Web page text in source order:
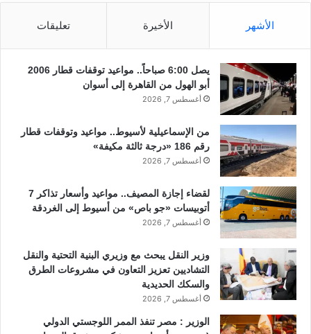
الأشهر الأخيرة تعليقات
أبو الهول من القاهرة إلى أسوان
أغسطس 7, 2026
من الإسماعيلية لأسيوط.. مواعيد وتوقفات قطار
رقم 186 «درجة ثالثة مكيفة»
أغسطس 7, 2026
لقضاء إجازة المصيف.. مواعيد وأسعار تذاكر 7
أتوبيسات «جو باص» من أسيوط إلى الغردقة
أغسطس 7, 2026
وزير النقل يبحث مع وزيري البنية التحتية والنقل
التشاديين تعزيز التعاون في مشروعات الطرق
والسكك الحديدية
أغسطس 7, 2026
الوزير : مصر تنفذ الممر اللوجستي الدولي